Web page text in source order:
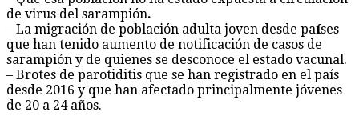
de virus del sarampión.
– La migración de población adulta joven desde países
que han tenido aumento de notificación de casos de
sarampión y de quienes se desconoce el estado vacunal.
– Brotes de parotiditis que se han registrado en el país
desde 2016 y que han afectado principalmente jóvenes
de 20 a 24 años.